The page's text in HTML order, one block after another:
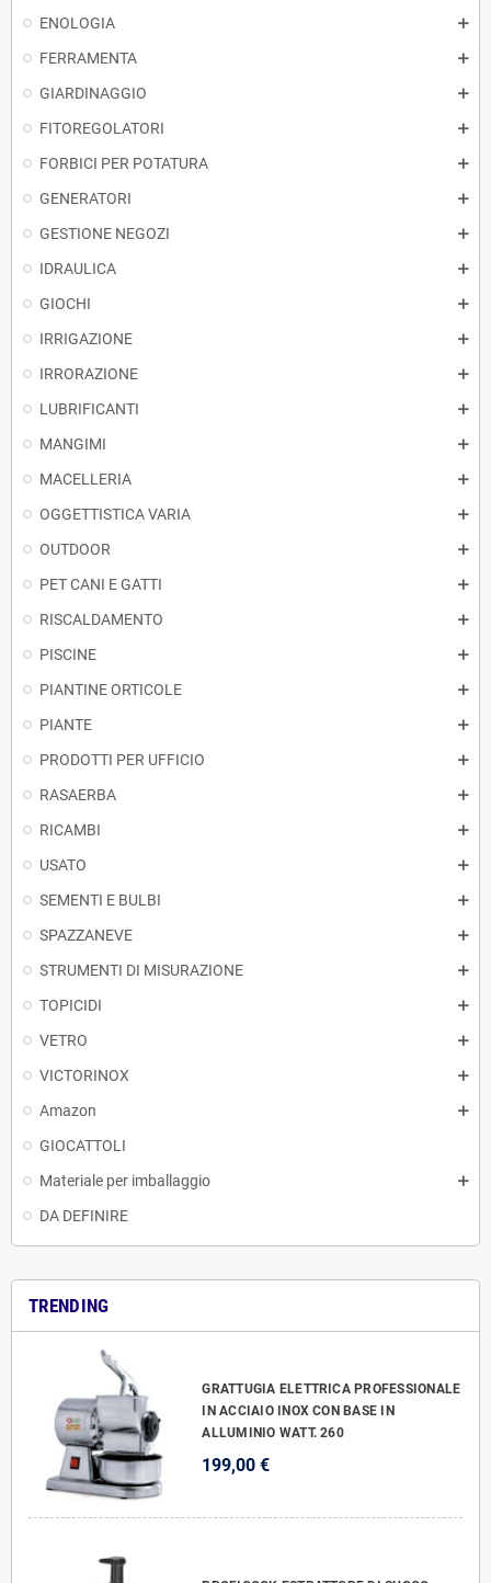
ENOLOGIA
FERRAMENTA
GIARDINAGGIO
FITOREGOLATORI
FORBICI PER POTATURA
GENERATORI
GESTIONE NEGOZI
IDRAULICA
GIOCHI
IRRIGAZIONE
IRRORAZIONE
LUBRIFICANTI
MANGIMI
MACELLERIA
OGGETTISTICA VARIA
OUTDOOR
PET CANI E GATTI
RISCALDAMENTO
PISCINE
PIANTINE ORTICOLE
PIANTE
PRODOTTI PER UFFICIO
RASAERBA
RICAMBI
USATO
SEMENTI E BULBI
SPAZZANEVE
STRUMENTI DI MISURAZIONE
TOPICIDI
VETRO
VICTORINOX
Amazon
GIOCATTOLI
Materiale per imballaggio
DA DEFINIRE
TRENDING
GRATTUGIA ELETTRICA PROFESSIONALE
IN ACCIAIO INOX CON BASE IN
ALLUMINIO WATT. 260
199,00 €